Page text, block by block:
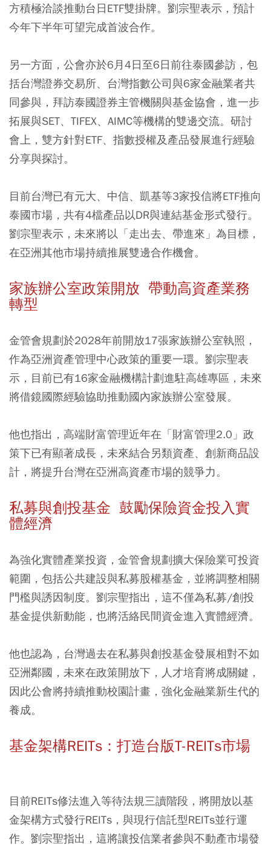
方積極洽談推動台日ETF雙掛牌。劉宗聖表示，預計
今年下半年可望完成首波合作。
另一方面，公會亦於6月4日至6日前往泰國參訪，包
括台灣證券交易所、台灣指數公司與6家金融業者共
同參與，拜訪泰國證券主管機關與基金協會，進一步
拓展與SET、TIFEX、AIMC等機構的雙邊交流。研討
會上，雙方針對ETF、指數授權及產品發展進行經驗
分享與探討。
目前台灣已有元大、中信、凱基等3家投信將ETF推向
泰國市場，共有4檔產品以DR與連結基金形式發行。
劉宗聖表示，未來將以「走出去、帶進來」為目標，
在亞洲其他市場持續推展雙邊合作機會。
家族辦公室政策開放 帶動高資產業務
轉型
金管會規劃於2028年前開放17張家族辦公室執照，
作為亞洲資產管理中心政策的重要一環。劉宗聖表
示，目前已有16家金融機構計劃進駐高雄專區，未來
將借鏡國際經驗協助推動國內家族辦公室發展。
他也指出，高端財富管理近年在「財富管理2.0」政
策下已有顯著成長，未來結合另類資產、創新商品設
計，將提升台灣在亞洲高資產市場的競爭力。
私募與創投基金 鼓勵保險資金投入實
體經濟
為強化實體產業投資，金管會規劃擴大保險業可投資
範圍，包括公共建設與私募股權基金，並將調整相關
門檻與誘因制度。劉宗聖指出，這不僅為私募/創投
基金提供新動能，也將活絡民間資金進入實體經濟。
他也認為，台灣過去在私募與創投基金發展相對不如
亞洲鄰國，未來在政策開放下，人才培育將成關鍵，
因此公會將持續推動校園計畫，強化金融業新生代的
養成。
基金架構REITs：打造台版T-REITs市場
目前REITs修法進入等待法規三讀階段，將開放以基
金架構方式發行REITs，與現行信託型REITs並行運
作。劉宗聖指出，這將讓投信業者參與不動產市場發